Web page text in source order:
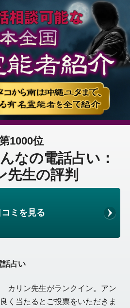
1000位
なの電話占い：
先生の評判
コミを見る
話占い
カリン先生がランクイン。アン
く当たるとご投票をいただきま